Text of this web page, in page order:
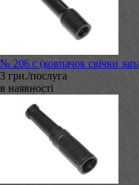
№ 206 с (ковпачок свічки
3 грн./послуга
в наявності